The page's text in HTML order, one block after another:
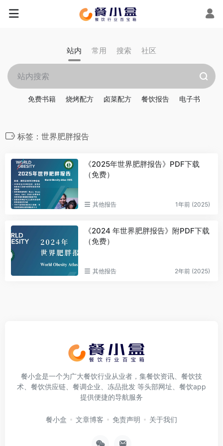
站内 常用 搜索 社区
免费书籍 烧烤配方 卤菜配方 餐饮报告 电子书
标签：世界肥胖报告
《2025年世界肥胖报告》PDF下载
（免费）
其他报告 1年前 (2025)
《2024 年世界肥胖报告》附PDF下载
（免费）
其他报告 2年前 (2025)
餐小盒是一个为广大餐饮行业从业者，集餐饮资讯、餐饮技
术、餐饮供应链、餐调企业、冻品批发 等头部网址、餐饮app
提供便捷的导航服务
餐小盒 文章博客 免责声明 关于我们